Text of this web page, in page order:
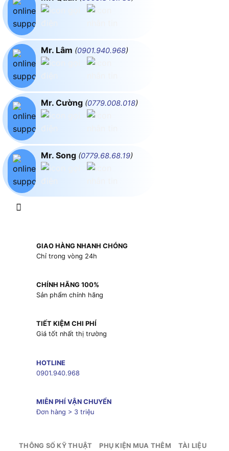
Mr. Lâm (0901.940.968)
Mr. Cường (0779.008.018)
Mr. Song (0779.68.68.19)
GIAO HÀNG NHANH CHÓNG
Chỉ trong vòng 24h
CHÍNH HÃNG 100%
Sản phẩm chính hãng
TIẾT KIỆM CHI PHÍ
Giá tốt nhất thị trường
HOTLINE
0901.940.968
MIỄN PHÍ VẬN CHUYỂN
Đơn hàng > 3 triệu
THÔNG SỐ KỸ THUẬT PHỤ KIỆN MUA THÊM TÀI LIỆU